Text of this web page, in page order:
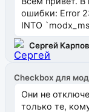
ошибки: Error
INTO
`uuid_1c`)
Сергей
Checkbox для
Они не
только те,